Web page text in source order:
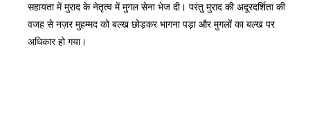
सहायता में मुराद के नेतृत्व में मुगल सेना भेज दी। परंतु मुराद की अदूरदर्शिता की
वजह से नज़र मुहम्मद को बल्ख छोड़कर भागना पड़ा और मुगलों का बल्ख पर
अधिकार हो गया।